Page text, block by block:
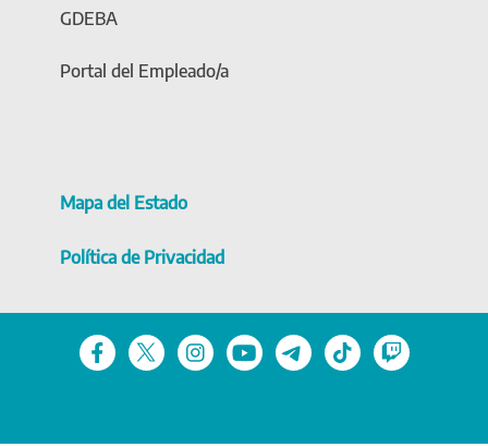
GDEBA
Portal del Empleado/a
Mapa del Estado
Política de Privacidad